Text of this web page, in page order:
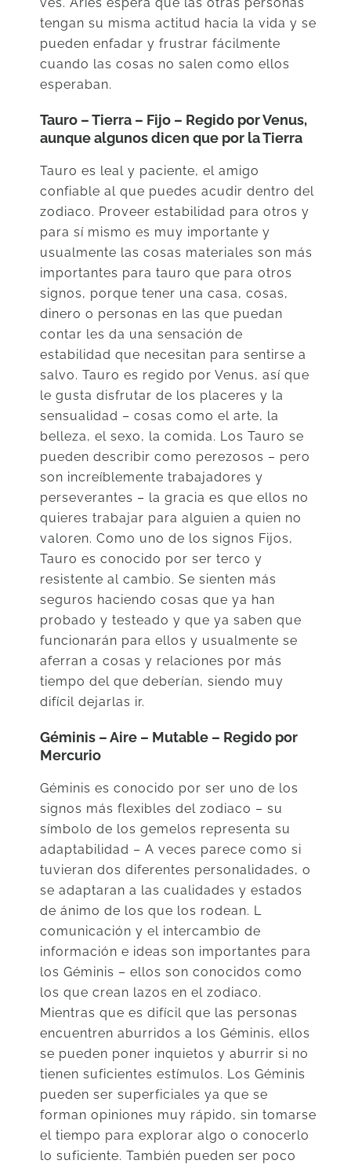
tengan su misma actitud hacia la vida y se
pueden enfadar y frustrar fácilmente
cuando las cosas no salen como ellos
esperaban.
Tauro – Tierra – Fijo – Regido por Venus,
aunque algunos dicen que por la Tierra
Tauro es leal y paciente, el amigo
confiable al que puedes acudir dentro del
zodiaco. Proveer estabilidad para otros y
para sí mismo es muy importante y
usualmente las cosas materiales son más
importantes para tauro que para otros
signos, porque tener una casa, cosas,
dinero o personas en las que puedan
contar les da una sensación de
estabilidad que necesitan para sentirse a
salvo. Tauro es regido por Venus, así que
le gusta disfrutar de los placeres y la
sensualidad – cosas como el arte, la
belleza, el sexo, la comida. Los Tauro se
pueden describir como perezosos – pero
son increíblemente trabajadores y
perseverantes – la gracia es que ellos no
quieres trabajar para alguien a quien no
valoren. Como uno de los signos Fijos,
Tauro es conocido por ser terco y
resistente al cambio. Se sienten más
seguros haciendo cosas que ya han
probado y testeado y que ya saben que
funcionarán para ellos y usualmente se
aferran a cosas y relaciones por más
tiempo del que deberían, siendo muy
difícil dejarlas ir.
Géminis – Aire – Mutable – Regido por
Mercurio
Géminis es conocido por ser uno de los
signos más flexibles del zodiaco – su
símbolo de los gemelos representa su
adaptabilidad – A veces parece como si
tuvieran dos diferentes personalidades, o
se adaptaran a las cualidades y estados
de ánimo de los que los rodean. L
comunicación y el intercambio de
información e ideas son importantes para
los Géminis – ellos son conocidos como
los que crean lazos en el zodiaco.
Mientras que es difícil que las personas
encuentren aburridos a los Géminis, ellos
se pueden poner inquietos y aburrir si no
tienen suficientes estímulos. Los Géminis
pueden ser superficiales ya que se
forman opiniones muy rápido, sin tomarse
el tiempo para explorar algo o conocerlo
lo suficiente. También pueden ser poco